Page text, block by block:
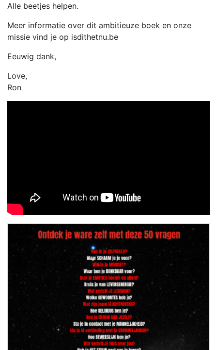
Alle beetjes helpen.
Meer informatie over dit ambitieuze boek en onze
missie vind je op isdithetnu.be
Eeuwig dank,
Love,
Ron